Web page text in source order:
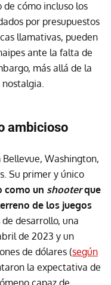
cómo incluso los
por presupuestos
llamativas, pueden
ante la falta de
más allá de la
nostalgia.
ambicioso
Washington,
Su primer y único
como un shooterque
de los juegos
desarrollo, una
de 2023 y un
de dólares (según
la expectativa de
capaz de